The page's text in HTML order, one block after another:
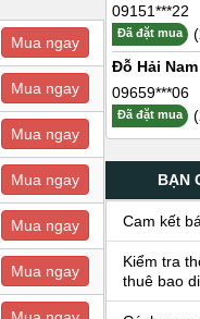
Mua ngay
Mua ngay
Mua ngay
Mua ngay
Mua ngay
Mua ngay
09151***22
Đã đặt mua
Đỗ Hải Nam
09659***06
Đã đặt mua
BẠN
Cam kết
Kiểm tra
thuê bao